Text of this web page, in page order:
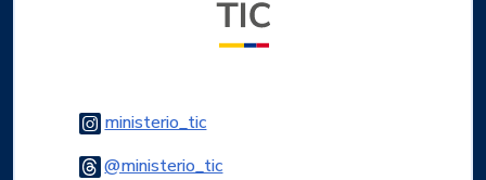
ministerio_ticLogo Instagram
@ministerio_ticLogo Threads